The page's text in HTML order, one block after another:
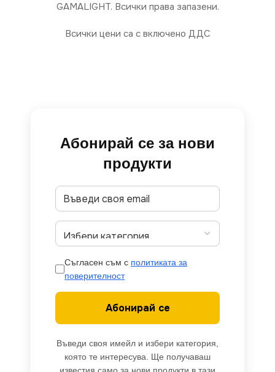
GAMALIGHT. Всички права запазени.
Всички цени са с включено ДДС
Абонирай се за нови
продукти
Съгласен съм с политиката за
поверителност
Абонирай се
Въведи своя имейл и избери категория,
която те интересува. Ще получаваш